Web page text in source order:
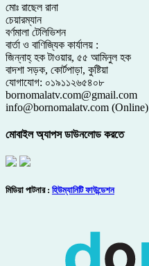
মোঃ রাছেল রানা
চেয়ারম্যান
বর্ণমালা টেলিভিশন
বার্তা ও বাণিজ্যিক কার্যালয় :
জিন্নাহ্ হক টাওয়ার, ৫৫ আমিনুল হক
বাদশা সড়ক, কোর্টপাড়া, কুষ্টিয়া
যোগাযোগ: ০১৯১১২৬৫৪০৮
bornomalatv.com@gmail.com
info@bornomalatv.com (Online)
মোবাইল অ্যাপস ডাউনলোড করতে
মিডিয়া পাটনার : হিউম্যানিটি ফাউন্ডেশন